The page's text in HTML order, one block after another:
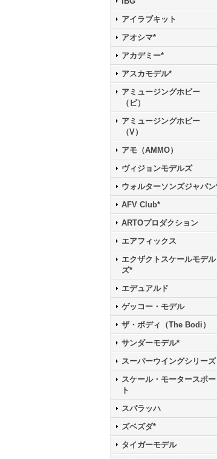
アイラブキット
アオシマ*
アカデミー*
アスカモデル*
アミュージングホビー
（ビ）
アミュージングホビー
（V）
アモ（AMMO）
ヴィジョンモデルズ
ウォルターソンズジャパ
AFV Club*
ARTOプロダクション
エアフィックス
エクザクトスケールモデル
ズ*
エデュアルド
ゲッコー・モデル
ザ・ボディ（The Bodi）
サンダーモデル*
スーパーウイングシリーズ
スケール・モータースポー
ト
スパラッハ
ズベズダ*
タイガーモデル